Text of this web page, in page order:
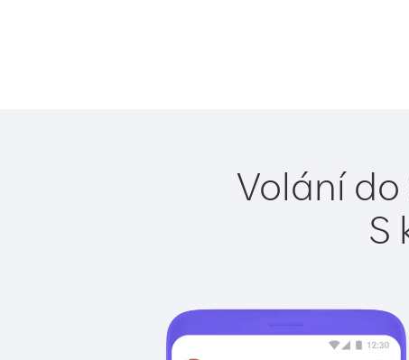
Volání
S